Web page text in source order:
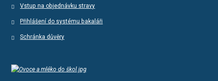
Vstup na objednávku stravy
Přihlášení do systému bakaláři
Schránka důvěry